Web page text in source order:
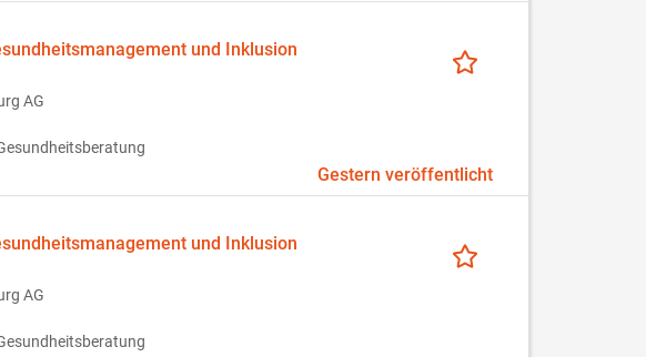
und Inklusion
AG
Gestern veröffentlicht
und Inklusion
AG